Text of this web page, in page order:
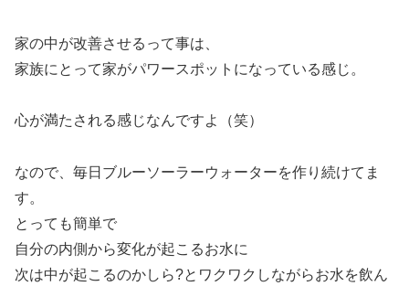
家の中が改善させるって事は、
家族にとって家がパワースポットになっている感じ。
心が満たされる感じなんですよ（笑）
なので、毎日ブルーソーラーウォーターを作り続けてま
す。
とっても簡単で
自分の内側から変化が起こるお水に
次は中が起こるのかしら?とワクワクしながらお水を飲ん